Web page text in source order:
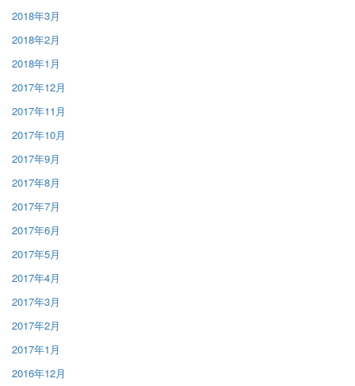
2018年3月
2018年2月
2018年1月
2017年12月
2017年11月
2017年10月
2017年9月
2017年8月
2017年7月
2017年6月
2017年5月
2017年4月
2017年3月
2017年2月
2017年1月
2016年12月